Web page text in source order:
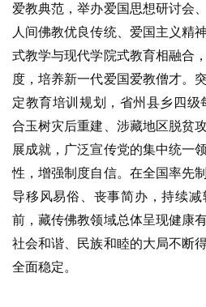
爱教典范，举办爱国思想研讨会
人间佛教优良传统、爱国主义精
式教学与现代学院式教育相融合
度，培养新一代爱国爱教僧才。
定教育培训规划，省州县乡四级
合玉树灾后重建、涉藏地区脱贫
展成就，广泛宣传党的集中统一
性，增强制度自信。在全国率先
导移风易俗、丧事简办，持续减
前，藏传佛教领域总体呈现健康
社会和谐、民族和睦的大局不断
全面稳定。